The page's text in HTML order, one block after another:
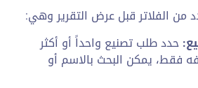
من الفلاتر قبل عرض التقرير وهي:
حدد طلب تصنيع واحداً أو أكثر
فقط، يمكن البحث بالاسم أو